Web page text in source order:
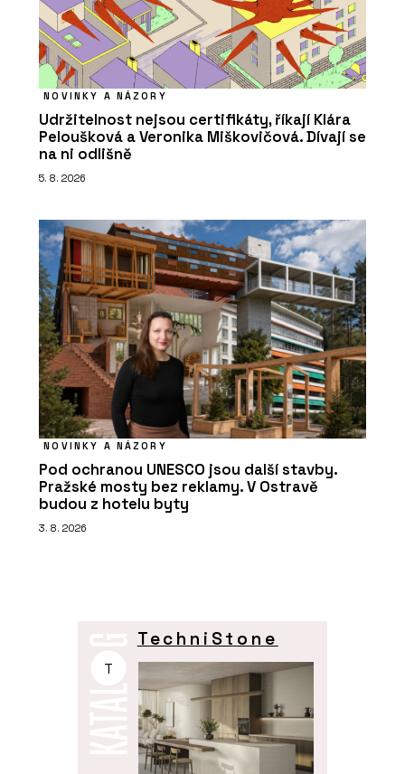
NOVINKY A NÁZORY
Udržitelnost nejsou certifikáty, říkají Klára
Peloušková a Veronika Miškovičová. Dívají se
na ni odlišně
5. 8. 2026
NOVINKY A NÁZORY
Pod ochranou UNESCO jsou další stavby.
Pražské mosty bez reklamy. V Ostravě
budou z hotelu byty
3. 8. 2026
T
TechniStone